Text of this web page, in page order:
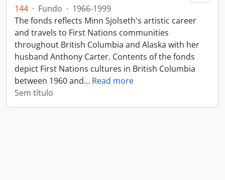
144 · Fundo · 1966-1999
The fonds reflects Minn Sjolseth's artistic career
and travels to First Nations communities
throughout British Columbia and Alaska with her
husband Anthony Carter. Contents of the fonds
depict First Nations cultures in British Columbia
between 1960 and… Read more
Sem título